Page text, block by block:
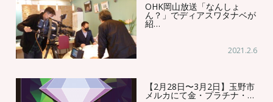
OHK岡山放送「なんしょ
ん？」でディアスワタナベが
紹…
2021.2.6
【2月28日〜3月2日】玉野市
メルカにて金・プラチナ・…